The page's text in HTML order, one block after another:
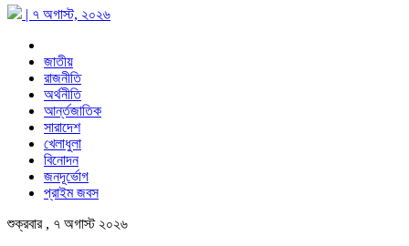
| ৭ অগাস্ট, ২০২৬
জাতীয়
রাজনীতি
অর্থনীতি
আর্ন্তজাতিক
সারাদেশ
খেলাধুলা
বিনোদন
জনদূর্ভোগ
প্রাইম জবস
শুক্রবার , ৭ অগাস্ট ২০২৬